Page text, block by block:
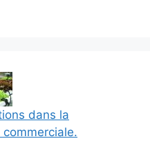
dans la